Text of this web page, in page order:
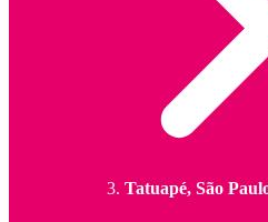
Tatuapé, São